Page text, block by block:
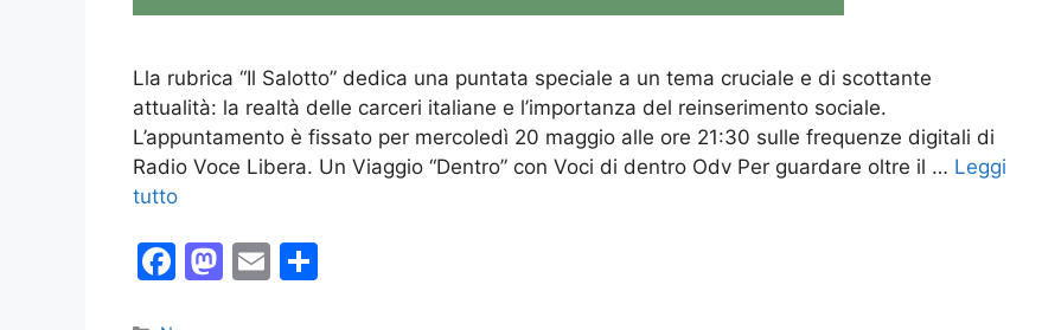
Lla rubrica “Il Salotto” dedica una puntata speciale a un tema cruciale e di scottante
attualità: la realtà delle carceri italiane e l’importanza del reinserimento sociale.
L’appuntamento è fissato per mercoledì 20 maggio alle ore 21:30 sulle frequenze digitali di
Radio Voce Libera. Un Viaggio “Dentro” con Voci di dentro Odv Per guardare oltre il … Leggi
tutto
F
M E